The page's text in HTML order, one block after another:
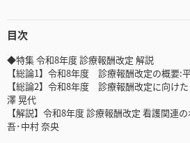
目次
◆特集 令和8年度 診療報酬改定 解説
【総論1】令和8年度 診療報酬改定の概要:
【総論2】令和8年度 診療報酬改定に向け
澤 晃代
【解説】令和8年度 診療報酬改定 看護関連
吾･中村 奈央